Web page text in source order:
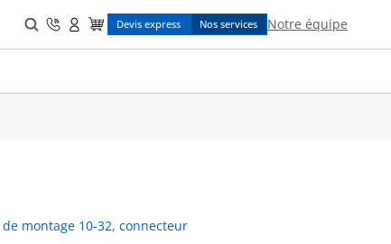
Search
for:
Devis express Nos services Notre équipe
de montage 10-32, connecteur